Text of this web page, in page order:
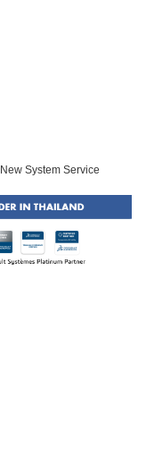
System Service